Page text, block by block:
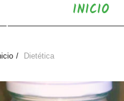
INICIO
Dietética